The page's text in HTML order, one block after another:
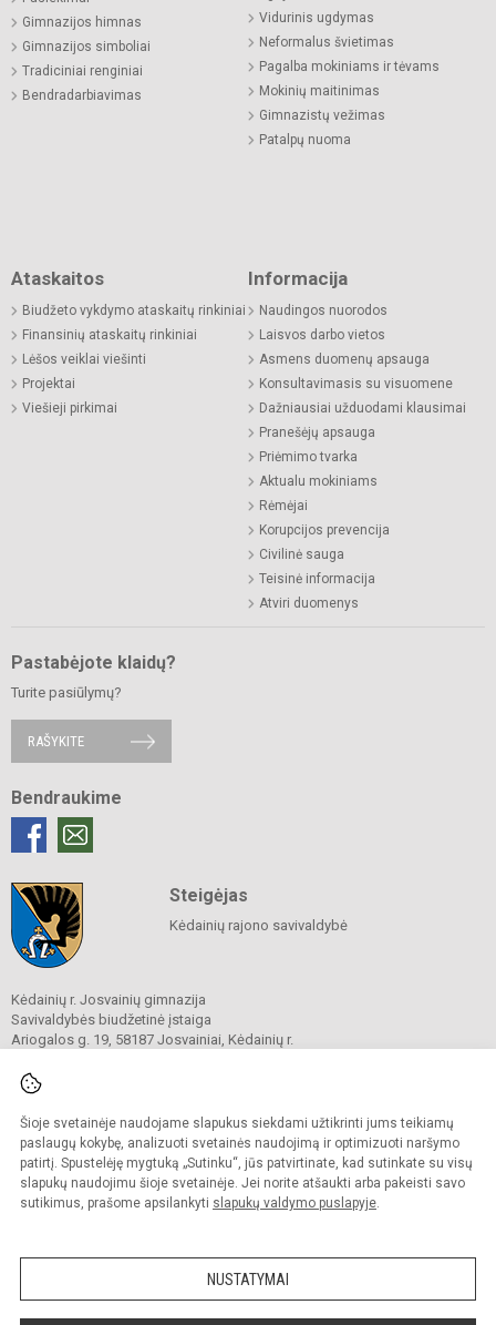
Šioje svetainėje naudojame slapukus siekdami užtikrinti jums teikiamų
paslaugų kokybę, analizuoti svetainės naudojimą ir optimizuoti naršymo
patirtį. Spustelėję mygtuką „Sutinku“, jūs patvirtinate, kad sutinkate su visų
slapukų naudojimu šioje svetainėje. Jei norite atšaukti arba pakeisti savo
sutikimus, prašome apsilankyti slapukų valdymo puslapyje.
NUSTATYMAI
Gimnazijos himnas
Gimnazijos simboliai
Tradiciniai renginiai
Bendradarbiavimas
Vidurinis ugdymas
Neformalus švietimas
Pagalba mokiniams ir tėvams
Mokinių maitinimas
Gimnazistų vežimas
Patalpų nuoma
Ataskaitos
Biudžeto vykdymo ataskaitų rinkiniai
Finansinių ataskaitų rinkiniai
Lėšos veiklai viešinti
Projektai
Viešieji pirkimai
Informacija
Naudingos nuorodos
Laisvos darbo vietos
Asmens duomenų apsauga
Konsultavimasis su visuomene
Dažniausiai užduodami klausimai
Pranešėjų apsauga
Priėmimo tvarka
Aktualu mokiniams
Rėmėjai
Korupcijos prevencija
Civilinė sauga
Teisinė informacija
Atviri duomenys
Pastabėjote klaidų?
Turite pasiūlymų?
RAŠYKITE
Bendraukime
Steigėjas
Kėdainių rajono savivaldybė
Kėdainių r. Josvainių gimnazija
Savivaldybės biudžetinė įstaiga
Ariogalos g. 19, 58187 Josvainiai, Kėdainių r.
El. p.
Duomenys kaupiami ir saugomi
Juridinių asmenų registre
Įmonės kodas 191018728
Kopijuoti turinį be raštiško gimnazijos sutikimo griežtai draudžiama.
Prieinamumo paraiška Slapukų valdymas